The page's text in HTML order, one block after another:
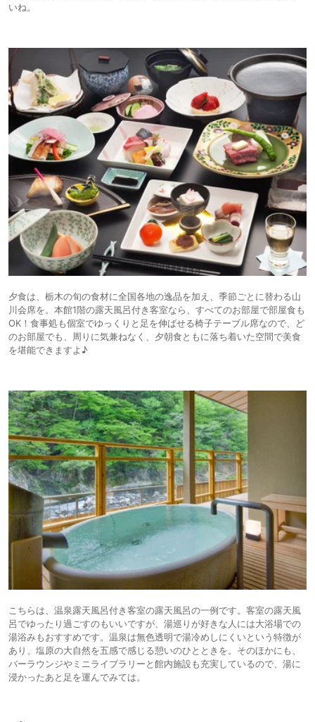
いね。
夕食は、栃木の旬の食材に全国各地の逸品を加え、季節ごとに替わる山
川会席を。本館1階の露天風呂付き客室なら、すべてのお部屋で部屋食も
OK！食事処も個室でゆっくりと足を伸ばせる椅子テーブル席なので、ど
のお部屋でも、周りに気兼ねなく、夕朝食ともに落ち着いた空間で美食
を堪能できますよ♪
こちらは、温泉露天風呂付き客室の露天風呂の一例です。客室の露天風
呂でゆったり過ごすのもいいですが、湯巡りが好きな人には大浴場での
湯浴みもおすすめです。温泉は無色透明で湯冷めしにくいという特徴が
あり、塩原の大自然を五感で感じる憩いのひとときを。そのほかにも、
バーラウンジやミニライブラリーと館内施設も充実しているので、湯に
浸かったあと足を運んでみては。